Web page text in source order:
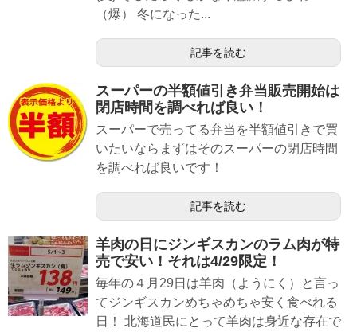
（爆） 冬になった...
記事を読む
スーパーの半額値引き弁当販売開始は
閉店時間を調べれば良い！
スーパーで売ってる弁当を半額値引きで買
いたいならまずはそのスーパーの閉店時間
を調べれば良いです！
記事を読む
羊肉の日にジンギスカンのラム肉が特
売で安い！それは4/29限定！
毎年の４月29日は羊肉（ようにく）と言っ
てジンギスカンめちゃめちゃ安く食べれる
日！ 北海道民にとって羊肉は身近な存在で